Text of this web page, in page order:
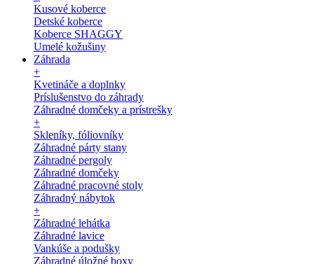
Kusové koberce
Detské koberce
Koberce SHAGGY
Umelé kožušiny
Záhrada
+
Kvetináče a doplnky
Príslušenstvo do záhrady
Záhradné domčeky a prístrešky
+
Skleníky, fóliovníky
Záhradné párty stany
Záhradné pergoly
Záhradné domčeky
Záhradné pracovné stoly
Záhradný nábytok
+
Záhradné lehátka
Záhradné lavice
Vankúše a podušky
Záhradné úložné boxy